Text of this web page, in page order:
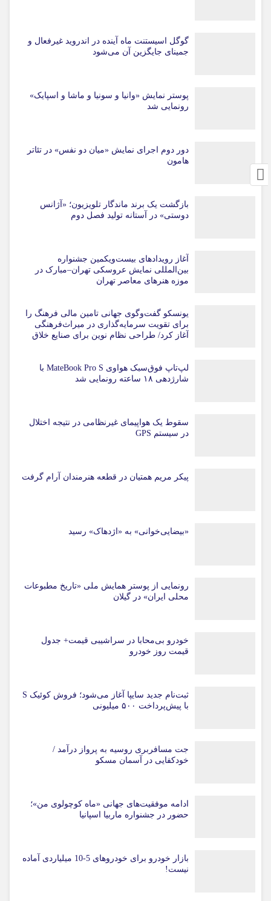
گوگل اسیستنت ماه آینده در اندروید غیرفعال و
جمینای جایگزین آن می‌شود
پوستر نمایش «وانیا و سونیا و ماشا و اسپایک»
رونمایی شد
دور دوم اجرای نمایش «میان دو نفس» در تئاتر
هامون
بازگشت یک برند ماندگار تلویزیون؛ «آژانس
دوستی» در آستانه تولید فصل دوم
آغاز رویدادهای بیست‌ویکمین جشنواره
بین‌المللی نمایش عروسکی تهران–مبارک در
موزه هنرهای معاصر تهران
یونسکو گفت‌وگوی جهانی تامین مالی فرهنگ را
برای تقویت سرمایه‌گذاری در میراث‌فرهنگی
آغاز کرد/ طراحی نظام نوین برای صنایع خلاق
لپ‌تاپ فوق‌سبک هواوی MateBook Pro S با
شارژدهی ۱۸ ساعته رونمایی شد
سقوط یک هواپیمای غیرنظامی در نتیجه اختلال
در سیستم‌ GPS
پیکر مریم همتیان در قطعه هنرمندان آرام گرفت
«بیضایی‌خوانی» به «اژدهاک» رسید
رونمایی از پوستر همایش ملی «تاریخ مطبوعات
محلی ایران» در گیلان
خودرو بی‌محابا در سراشیبی قیمت+ جدول
قیمت روز خودرو
ثبت‌نام جدید سایپا آغاز می‌شود؛ فروش کوئیک S
با پیش‌پرداخت ۵۰۰ میلیونی
جت مسافربری روسیه به پرواز درآمد /
خودکفایی در آسمان مسکو
ادامه موفقیت‌های جهانی «ماه کوچولوی من»؛
حضور در جشنواره ماربیا اسپانیا
بازار خودرو برای خودروهای 5-10 میلیاردی آماده
نیست!